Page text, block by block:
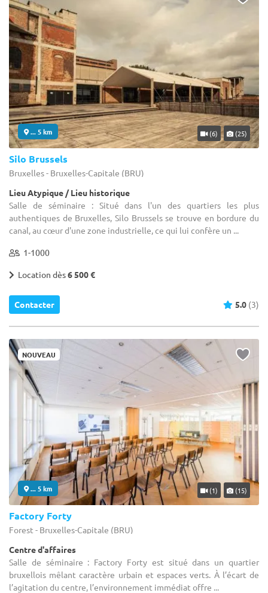
... 5 km (6) (25)
Silo Brussels
Bruxelles - Bruxelles-Capitale (BRU)
Lieu Atypique / Lieu historique
Salle de séminaire : Situé dans l'un des quartiers les plus
authentiques de Bruxelles, Silo Brussels se trouve en bordure du
canal, au cœur d'une zone industrielle, ce qui lui confère un ...
1-1000
Location dès6 500 €
Contacter 5.0 (3)
NOUVEAU
... 5 km (1) (15)
Factory Forty
Forest - Bruxelles-Capitale (BRU)
Centre d'affaires
Salle de séminaire : Factory Forty est situé dans un quartier
bruxellois mêlant caractère urbain et espaces verts. À l’écart de
l’agitation du centre, l’environnement immédiat offre ...